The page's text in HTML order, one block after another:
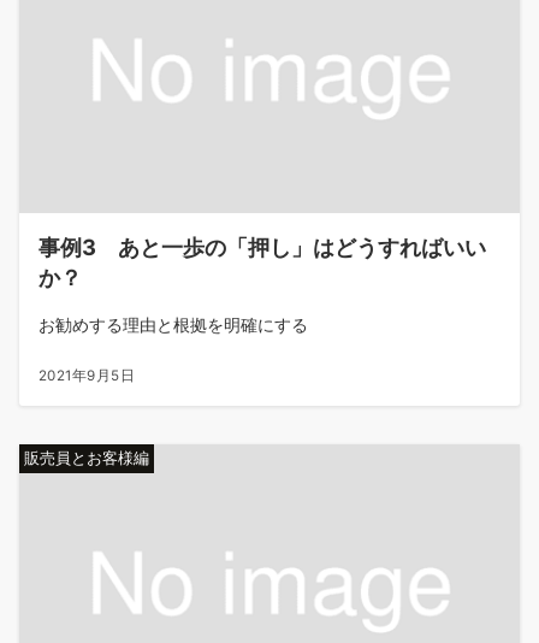
事例3 あと一歩の「押し」はどうすればいい
か？
お勧めする理由と根拠を明確にする
2021年9月5日
販売員とお客様編